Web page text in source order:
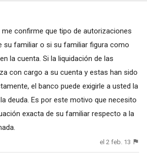
me confirme que tipo de autorizaciones
su familiar o si su familiar figura como
la cuenta. Si la liquidación de las
con cargo a su cuenta y estas han sido
el banco puede exigirle a usted la
deuda. Es por este motivo que necesito
exacta de su familiar respecto a la
el 2 feb. 13